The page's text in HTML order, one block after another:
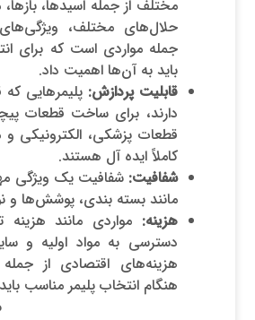
مختلف از جمله اسیدها، بازها،
حلال‌های مختلف، ویژگی‌های
جمله مواردی است که برای
باید به آن‌ها اهمیت داد.
قابلیت پردازش:پلیمرهایی که
دارند، برای ساخت قطعات پیچیده
قطعات پزشکی، الکترونیکی و
کاملاً ایده آل هستند.
شفافیت:شفافیت یک ویژگی مهم
مانند بسته بندی، پوشش‌ها و
هزینه:مواردی مانند هزینه
دسترسی به مواد اولیه و سایر
هزینه‌های اقتصادی از جمله
هنگام انتخاب پلیمر مناسب باید